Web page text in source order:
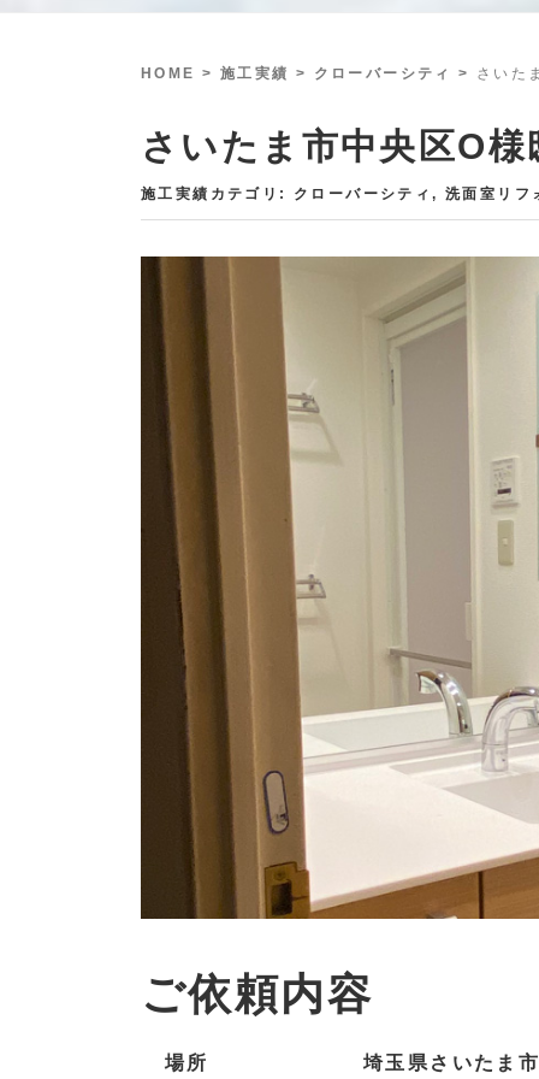
HOME > 施工実績 > クローバーシティ > さいた
さいたま市中央区O
施工実績カテゴリ: クローバーシティ,洗面室リフ
ご依頼内容
場所 埼玉県さいたま